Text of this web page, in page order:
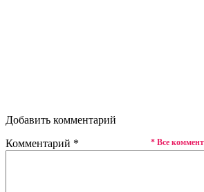
Добавить комментарий
* Все
Комментарий *